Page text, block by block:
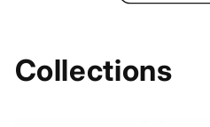
Collections